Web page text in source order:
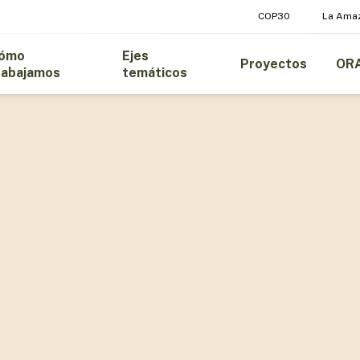
COP30 La
Ejes
temáticos
Proyectos